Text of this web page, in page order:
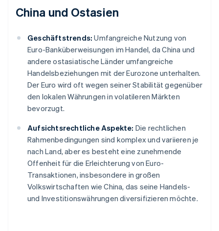
China und Ostasien
Geschäftstrends: Umfangreiche Nutzung von
Euro-Banküberweisungen im Handel, da China und
andere ostasiatische Länder umfangreiche
Handelsbeziehungen mit der Eurozone unterhalten.
Der Euro wird oft wegen seiner Stabilität gegenüber
den lokalen Währungen in volatileren Märkten
bevorzugt.
Aufsichtsrechtliche Aspekte: Die rechtlichen
Rahmenbedingungen sind komplex und variieren je
nach Land, aber es besteht eine zunehmende
Offenheit für die Erleichterung von Euro-
Transaktionen, insbesondere in großen
Volkswirtschaften wie China, das seine Handels-
und Investitionswährungen diversifizieren möchte.